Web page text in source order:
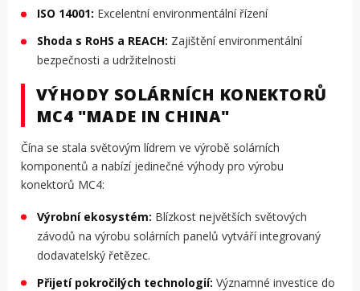
ISO 14001: Excelentní environmentální řízení
Shoda s RoHS a REACH: Zajištění environmentální
bezpečnosti a udržitelnosti
VÝHODY SOLÁRNÍCH KONEKTORŮ
MC4 "MADE IN CHINA"
Čína se stala světovým lídrem ve výrobě solárních
komponentů a nabízí jedinečné výhody pro výrobu
konektorů MC4:
Výrobní ekosystém: Blízkost největších světových
závodů na výrobu solárních panelů vytváří integrovaný
dodavatelský řetězec.
Přijetí pokročilých technologií: Významné investice do